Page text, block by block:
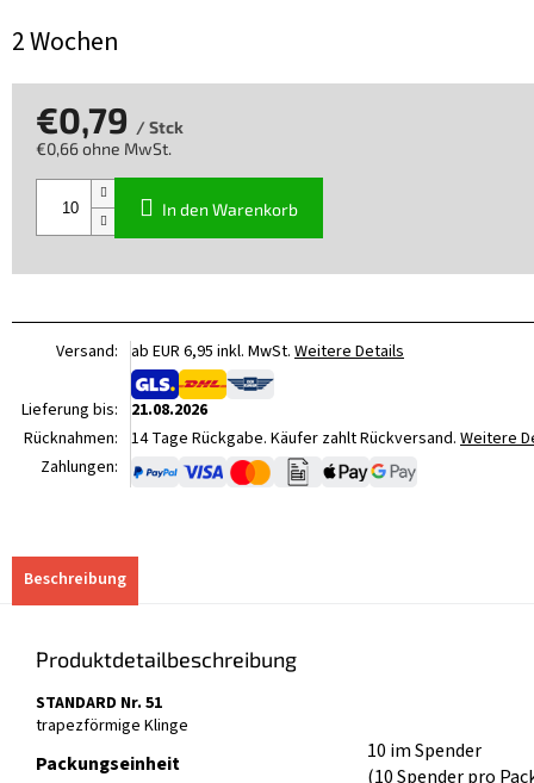
2 Wochen
€0,79 / Stck
€0,66 ohne MwSt.
In den Warenkorb
Versand: ab EUR 6,95 inkl. MwSt. Weitere Details
Lieferung bis:
21.08.2026
Rücknahmen: 14 Tage Rückgabe. Käufer zahlt Rückversand. Weitere
Zahlungen:
Beschreibung
Produktdetailbeschreibung
STANDARD Nr. 51
trapezförmige Klinge
Packungseinheit
10 im Spender
(10 Spender pro